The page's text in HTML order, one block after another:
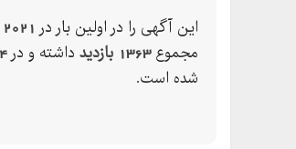
این آگهی را در اولین بار در
مجموع1363 بازدید داشته و در
شده است.